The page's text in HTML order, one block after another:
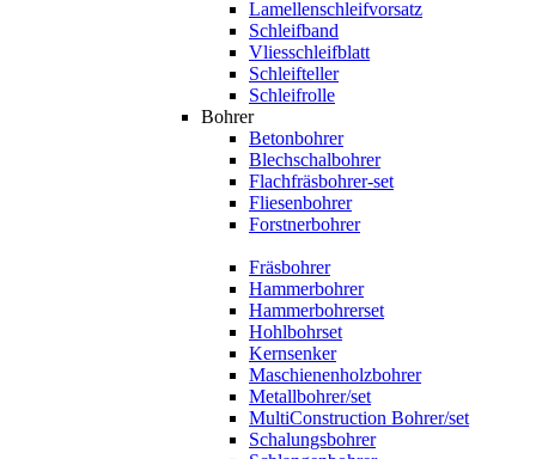
Lamellenschleifvorsatz
Schleifband
Vliesschleifblatt
Schleifteller
Schleifrolle
Bohrer
Betonbohrer
Blechschalbohrer
Flachfräsbohrer-set
Fliesenbohrer
Forstnerbohrer
Fräsbohrer
Hammerbohrer
Hammerbohrerset
Hohlbohrset
Kernsenker
Maschienenholzbohrer
Metallbohrer/set
MultiConstruction Bohrer/set
Schalungsbohrer